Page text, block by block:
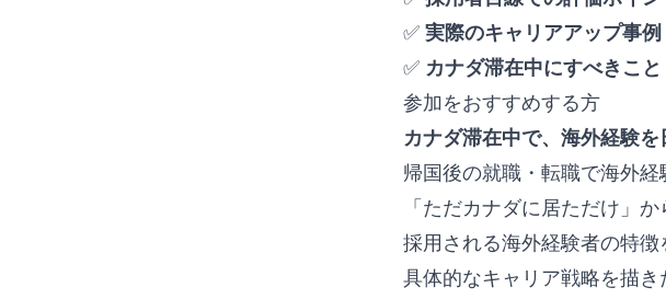
✅ 実際のキャリアアップ事例
✅ カナダ滞在中にすべきこと
参加をおすすめする方
カナダ滞在中で、海外経験
帰国後の就職・転職で海外
「ただカナダに居ただけ」
採用される海外経験者の特徴
具体的なキャリア戦略を描き